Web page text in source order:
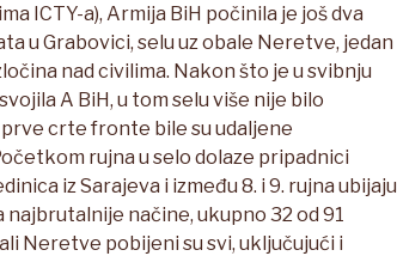
ICTY-a), Armija BiH počinila je još dva
u Grabovici, selu uz obale Neretve, jedan
nad civilima. Nakon što je u svibnju
A BiH, u tom selu više nije bilo
crte fronte bile su udaljene
rujna u selo dolaze pripadnici
iz Sarajeva i između 8. i 9. rujna ubijaju
načine, ukupno 32 od 91
Neretve pobijeni su svi, uključujući i